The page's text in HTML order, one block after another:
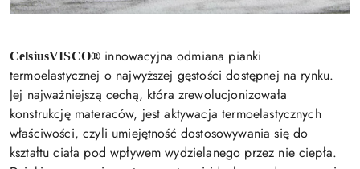
CelsiusVISCO® innowacyjna odmiana pianki
termoelastycznej o najwyższej gęstości dostępnej na rynku.
Jej najważniejszą cechą, która zrewolucjonizowała
konstrukcję materaców, jest aktywacja termoelastycznych
właściwości, czyli umiejętność dostosowywania się do
kształtu ciała pod wpływem wydzielanego przez nie ciepła.